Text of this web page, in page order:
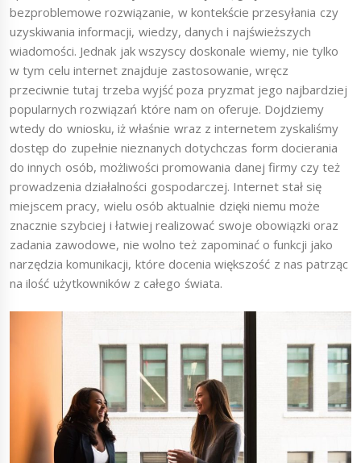
bezproblemowe rozwiązanie, w kontekście przesyłania czy
uzyskiwania informacji, wiedzy, danych i najświeższych
wiadomości. Jednak jak wszyscy doskonale wiemy, nie tylko
w tym celu internet znajduje zastosowanie, wręcz
przeciwnie tutaj trzeba wyjść poza pryzmat jego najbardziej
popularnych rozwiązań które nam on oferuje. Dojdziemy
wtedy do wniosku, iż właśnie wraz z internetem zyskaliśmy
dostęp do zupełnie nieznanych dotychczas form docierania
do innych osób, możliwości promowania danej firmy czy też
prowadzenia działalności gospodarczej. Internet stał się
miejscem pracy, wielu osób aktualnie dzięki niemu może
znacznie szybciej i łatwiej realizować swoje obowiązki oraz
zadania zawodowe, nie wolno też zapominać o funkcji jako
narzędzia komunikacji, które docenia większość z nas patrząc
na ilość użytkowników z całego świata.